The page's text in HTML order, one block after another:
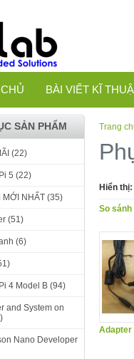
BÀI VIẾT KĨ
SẢN PHẨM
(22)
5 (22)
MỚI NHẤT (35)
(51)
(6)
4 Model B (94)
and System on
Nano Developer
Trang
Hiển thị:
So sánh
Adapter